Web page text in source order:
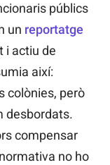
públics
un reportatge
i actiu de
així:
colònies, però
desbordats.
compensar
no ho